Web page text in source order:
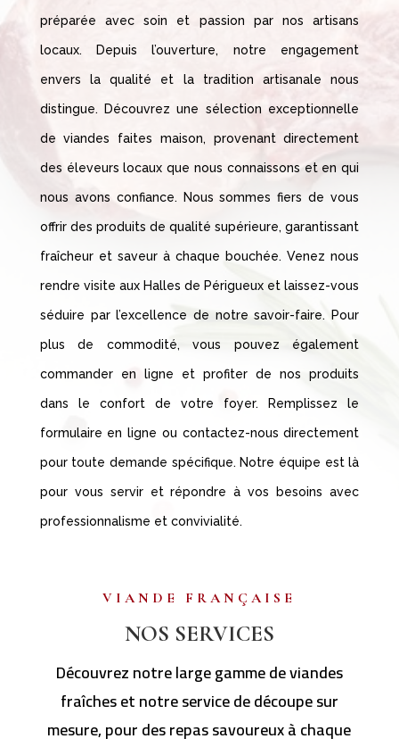
préparée avec soin et passion par nos artisans
locaux. Depuis l’ouverture, notre engagement
envers la qualité et la tradition artisanale nous
distingue. Découvrez une sélection exceptionnelle
de viandes faites maison, provenant directement
des éleveurs locaux que nous connaissons et en qui
nous avons confiance. Nous sommes fiers de vous
offrir des produits de qualité supérieure, garantissant
fraîcheur et saveur à chaque bouchée. Venez nous
rendre visite aux Halles de Périgueux et laissez-vous
séduire par l’excellence de notre savoir-faire. Pour
plus de commodité, vous pouvez également
commander en ligne et profiter de nos produits
dans le confort de votre foyer. Remplissez le
formulaire en ligne ou contactez-nous directement
pour toute demande spécifique. Notre équipe est là
pour vous servir et répondre à vos besoins avec
professionnalisme et convivialité.
VIANDE FRANÇAISE
NOS SERVICES
Découvrez notre large gamme de viandes
fraîches et notre service de découpe sur
mesure, pour des repas savoureux à chaque